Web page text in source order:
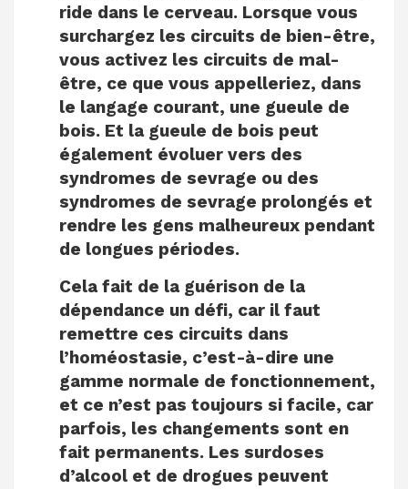
ride dans le cerveau. Lorsque vous
surchargez les circuits de bien-être,
vous activez les circuits de mal-
être, ce que vous appelleriez, dans
le langage courant, une gueule de
bois. Et la gueule de bois peut
également évoluer vers des
syndromes de sevrage ou des
syndromes de sevrage prolongés et
rendre les gens malheureux pendant
de longues périodes.
Cela fait de la guérison de la
dépendance un défi, car il faut
remettre ces circuits dans
l’homéostasie, c’est-à-dire une
gamme normale de fonctionnement,
et ce n’est pas toujours si facile, car
parfois, les changements sont en
fait permanents. Les surdoses
d’alcool et de drogues peuvent